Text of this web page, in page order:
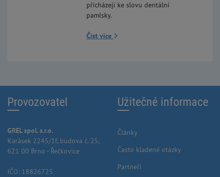
přicházejí ke slovu dentální
pamlsky.
Číst více
Provozovatel
GREL spol. s.r.o.
Karásek 2245/1f, budova č. 25,
621 00 Brno - Řečkovice
IČO: 18826725
Užitečné informace
Články
Často kladené otázky
Partneři